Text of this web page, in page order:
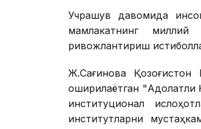
Учрашув давомида
мамлакатнинг миллий
ривожлантириш
Ж.Сағинова Қозоғистон
оширилаётган "Адолатли
институционал
институтларни